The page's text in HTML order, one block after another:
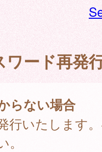
ワード再発
らない場合
行いたします